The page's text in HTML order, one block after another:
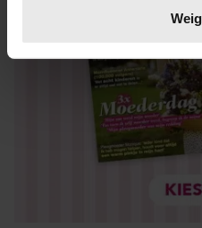
verwerkt en stel uw
intrekken in de
We gebruiken cookies om
personaliseren, om functies
en om ons websiteverkeer
informatie over uw gebruik
partners voor social media,